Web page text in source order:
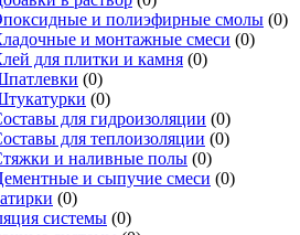
и полиэфирные смолы (0)
и монтажные смеси (0)
для плитки и камня (0)
(0)
(0)
для гидроизоляции (0)
для теплоизоляции (0)
и наливные полы (0)
и сыпучие смеси (0)
(0)
системы (0)